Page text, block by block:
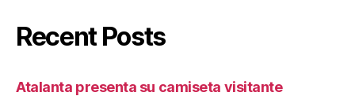
Recent Posts
Atalanta presenta su camiseta visitante